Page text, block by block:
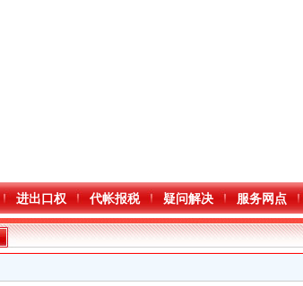
进出口权 代帐报税 疑问解决 服务网点